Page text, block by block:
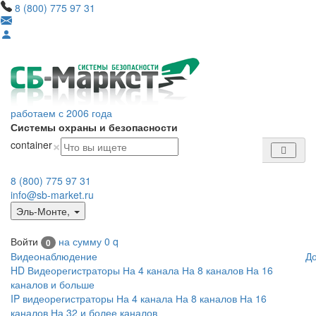
8 (800) 775 97 31
работаем с 2006 года
Системы охраны и безопасности
container×
8 (800) 775 97 31
info@sb-market.ru
Эль-Монте,
Войти 0 на сумму 0 q
Видеонаблюдение
HD Видеорегистраторы На 4 канала На 8 каналов На 16
каналов и больше
IP видеорегистраторы На 4 канала На 8 каналов На 16
каналов На 32 и более каналов